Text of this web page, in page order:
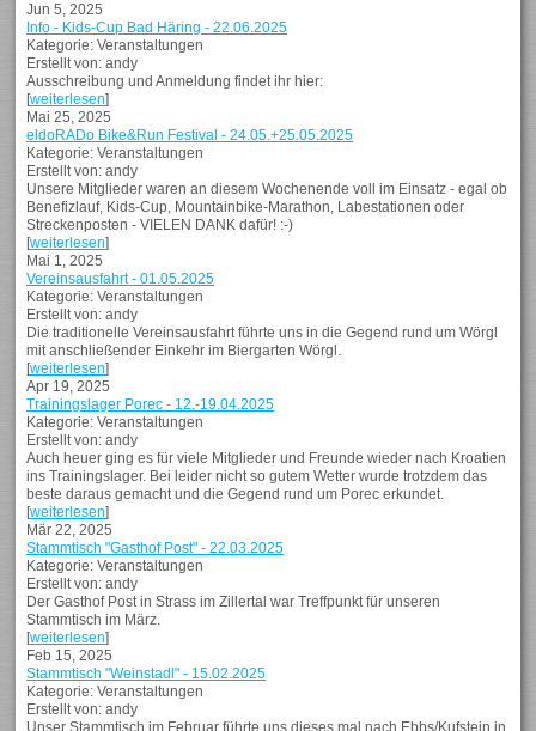
Jun 5, 2025
Info - Kids-Cup Bad Häring - 22.06.2025
Kategorie: Veranstaltungen
Erstellt von: andy
Ausschreibung und Anmeldung findet ihr hier:
[weiterlesen]
Mai 25, 2025
eldoRADo Bike&Run Festival - 24.05.+25.05.2025
Kategorie: Veranstaltungen
Erstellt von: andy
Unsere Mitglieder waren an diesem Wochenende voll im Einsatz - egal ob
Benefizlauf, Kids-Cup, Mountainbike-Marathon, Labestationen oder
Streckenposten - VIELEN DANK dafür! :-)
[weiterlesen]
Mai 1, 2025
Vereinsausfahrt - 01.05.2025
Kategorie: Veranstaltungen
Erstellt von: andy
Die traditionelle Vereinsausfahrt führte uns in die Gegend rund um Wörgl
mit anschließender Einkehr im Biergarten Wörgl.
[weiterlesen]
Apr 19, 2025
Trainingslager Porec - 12.-19.04.2025
Kategorie: Veranstaltungen
Erstellt von: andy
Auch heuer ging es für viele Mitglieder und Freunde wieder nach Kroatien
ins Trainingslager. Bei leider nicht so gutem Wetter wurde trotzdem das
beste daraus gemacht und die Gegend rund um Porec erkundet.
[weiterlesen]
Mär 22, 2025
Stammtisch "Gasthof Post" - 22.03.2025
Kategorie: Veranstaltungen
Erstellt von: andy
Der Gasthof Post in Strass im Zillertal war Treffpunkt für unseren
Stammtisch im März.
[weiterlesen]
Feb 15, 2025
Stammtisch "Weinstadl" - 15.02.2025
Kategorie: Veranstaltungen
Erstellt von: andy
Unser Stammtisch im Februar führte uns dieses mal nach Ebbs/Kufstein in